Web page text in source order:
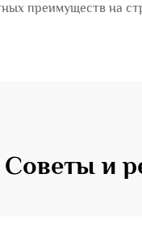
преимуществ на
Советы и